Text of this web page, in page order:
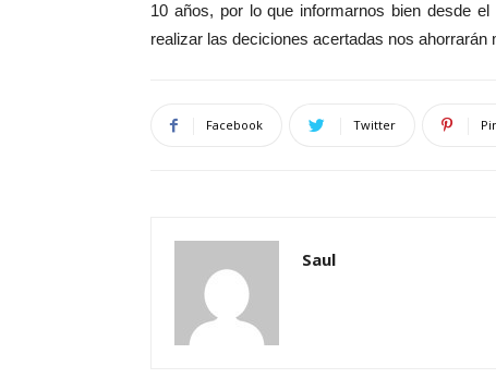
10 años, por lo que informarnos bien desde
realizar las deciciones acertadas nos
Facebook Twitter
Saul